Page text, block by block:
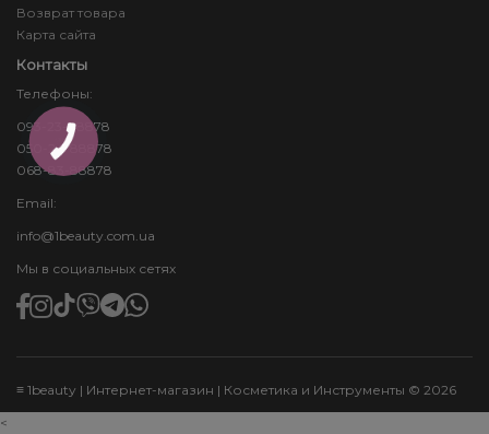
Возврат товара
Карта сайта
Контакты
Телефоны:
093-23-88878
050-24-88878
068-83-88878
Email:
info@1beauty.com.ua
Мы в социальных сетях
≡ 1beauty | Интернет-магазин | Косметика и Инструменты © 2026
<
КНОПКА
ЗВ'ЯЗКУ